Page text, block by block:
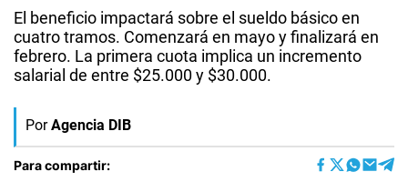
El beneficio impactará sobre el sueldo básico en
cuatro tramos. Comenzará en mayo y finalizará en
febrero. La primera cuota implica un incremento
salarial de entre $25.000 y $30.000.
Por Agencia DIB
Para compartir: